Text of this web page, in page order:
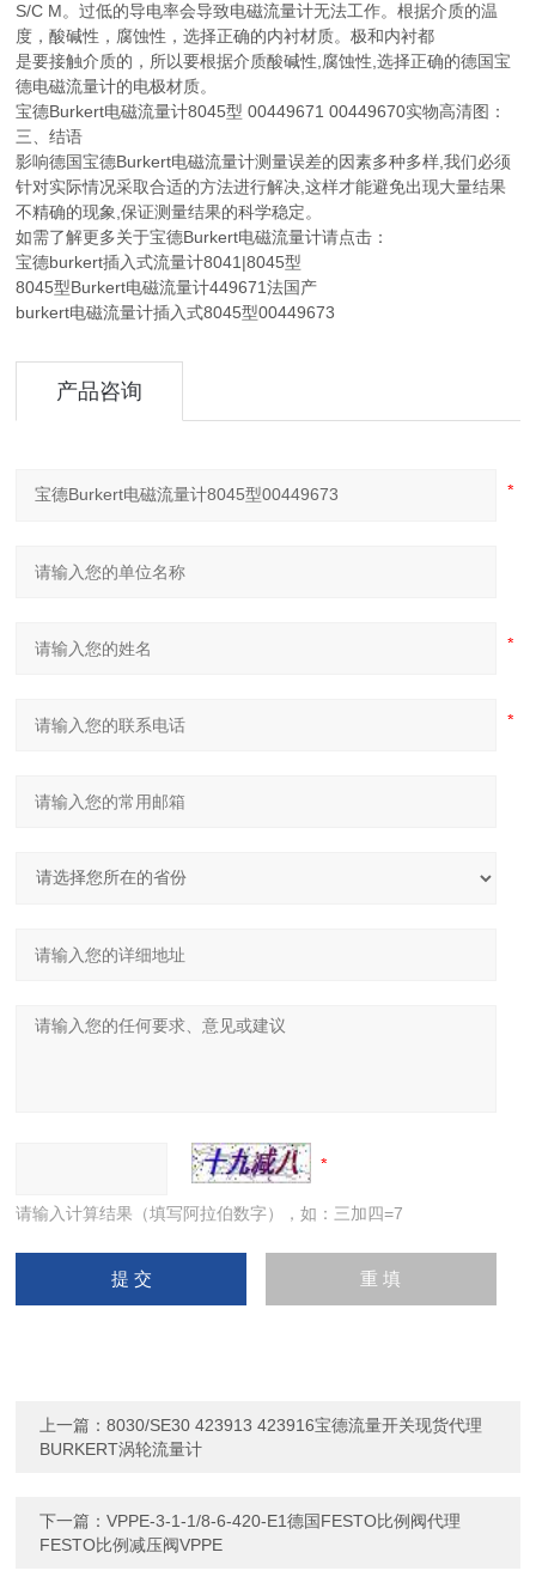
S/C M。过低的导电率会导致电磁流量计无法工作。根据介质的温
度，酸碱性，腐蚀性，选择正确的内衬材质。极和内衬都
是要接触介质的，所以要根据介质酸碱性,腐蚀性,选择正确的德国宝
德电磁流量计的电极材质。
宝德Burkert电磁流量计8045型 00449671 00449670实物高清图：
三、结语
影响德国宝德Burkert电磁流量计测量误差的因素多种多样,我们必须
针对实际情况采取合适的方法进行解决,这样才能避免出现大量结果
不精确的现象,保证测量结果的科学稳定。
如需了解更多关于宝德Burkert电磁流量计请点击：
宝德burkert插入式流量计8041|8045型
8045型Burkert电磁流量计449671法国产
burkert电磁流量计插入式8045型00449673
产品咨询
请输入计算结果（填写阿拉伯数字），如：三加四=7
上一篇：8030/SE30 423913 423916宝德流量开关现货代理
BURKERT涡轮流量计
下一篇：VPPE-3-1-1/8-6-420-E1德国FESTO比例阀代理
FESTO比例减压阀VPPE